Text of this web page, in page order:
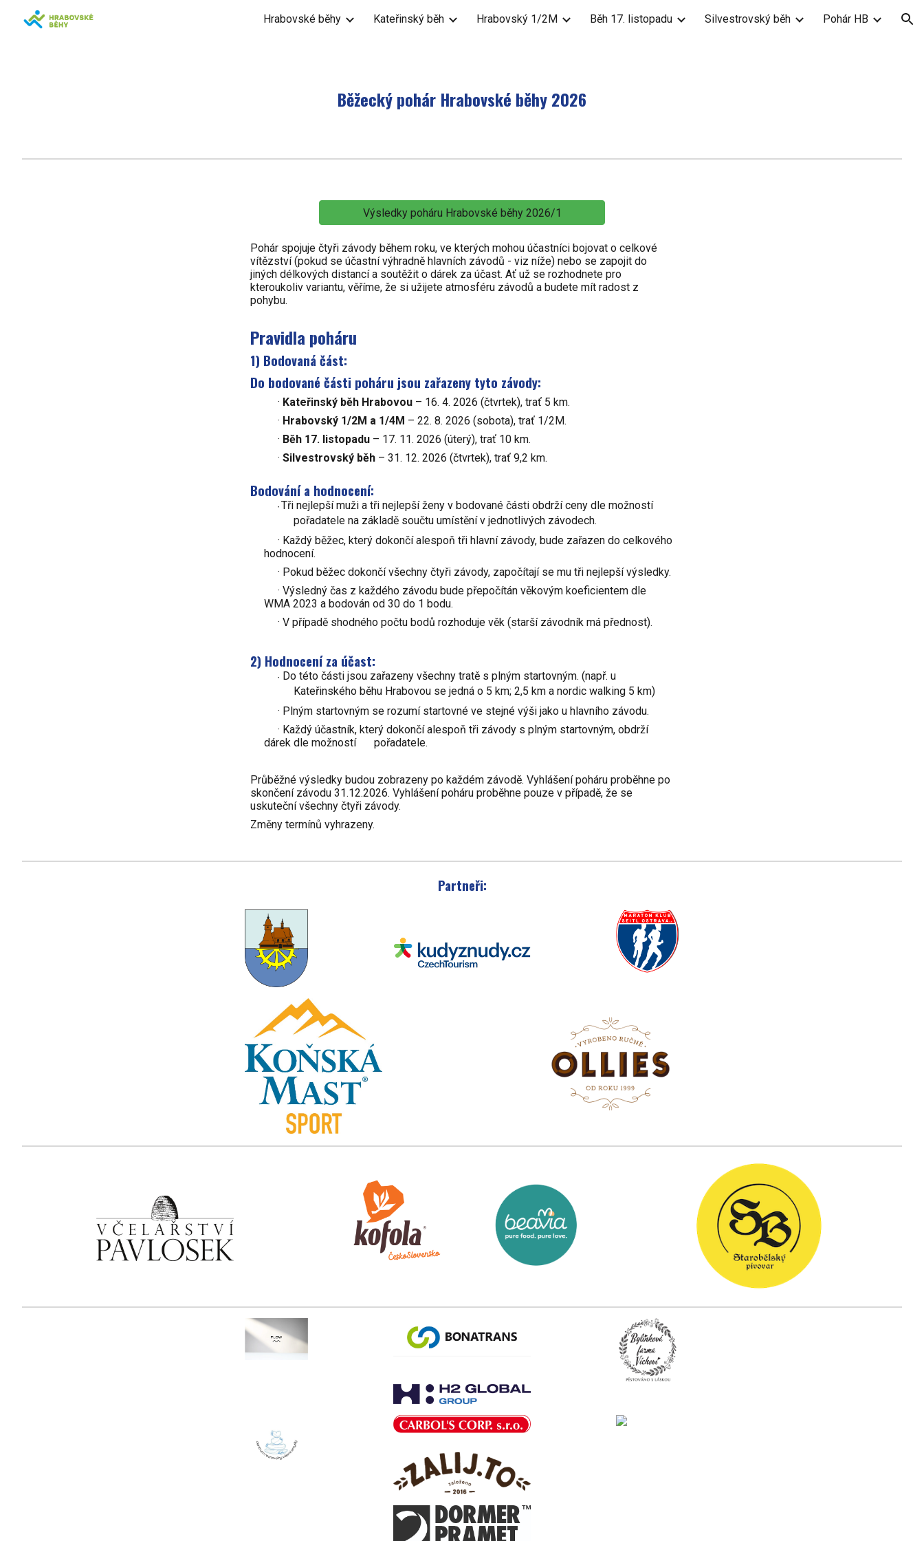
Skip to main content Skip to navigation
Hrabovské běhy Kateřinský běh Hrabovský 1/2M Běh 17. listopadu Silvestrovský běh Pohár HB
Běžecký pohár Hrabovské běhy 2026
Výsledky poháru Hrabovské běhy 2026/1
Pohár spojuje čtyři závody během roku, ve kterých mohou účastníci bojovat o celkové
vítězství (pokud se účastní výhradně hlavních závodů - viz níže) nebo se zapojit do
jiných délkových distancí a soutěžit o dárek za účast. Ať už se rozhodnete pro
kteroukoliv variantu, věříme, že si užijete atmosféru závodů a budete mít radost z
pohybu.
Pravidla poháru
1) Bodovaná část:
Do bodované části poháru jsou zařazeny tyto závody:
· Kateřinský běh Hrabovou – 16. 4. 2026 (čtvrtek), trať 5 km.
· Hrabovský 1/2M a 1/4M – 22. 8. 2026 (sobota), trať 1/2M.
· Běh 17. listopadu – 17. 11. 2026 (úterý), trať 10 km.
·Silvestrovský běh – 31. 12. 2026 (čtvrtek), trať 9,2 km.
Bodování a hodnocení:
· Tři nejlepší muži a tři nejlepší ženy v bodované části obdrží ceny dle možností
pořadatele na základě součtu umístění v jednotlivých závodech.
· Každý běžec, který dokončí alespoň tři hlavní závody, bude zařazen do celkového
hodnocení.
· Pokud běžec dokončí všechny čtyři závody, započítají se mu tři nejlepší výsledky.
· Výsledný čas z každého závodu bude přepočítán věkovým koeficientem dle
WMA 2023 a bodován od 30 do 1 bodu.
· V případě shodného počtu bodů rozhoduje věk (starší závodník má přednost).
2) Hodnocení za účast:
· Do této části jsou zařazeny všechny tratě s plným startovným. (např. u
Kateřinského běhu Hrabovou se jedná o 5 km; 2,5 km a nordic walking 5 km)
· Plným startovným se rozumí startovné ve stejné výši jako u hlavního závodu.
· Každý účastník, který dokončí alespoň tři závody s plným startovným, obdrží
dárek dle možností
pořadatele.
Průběžné výsledky budou zobrazeny po každém závodě. Vyhlášení poháru proběhne po
skončení závodu 31.12.2026. Vyhlášení poháru proběhne pouze v případě, že se
uskuteční všechny čtyři závody.
Změny termínů vyhrazeny.
Partneři: